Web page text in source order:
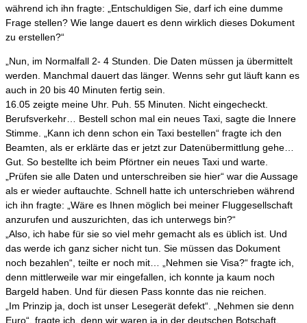
während ich ihn fragte: „Entschuldigen Sie, darf ich eine dumme
Frage stellen? Wie lange dauert es denn wirklich dieses Dokument
zu erstellen?“
„Nun, im Normalfall 2- 4 Stunden. Die Daten müssen ja übermittelt
werden. Manchmal dauert das länger. Wenns sehr gut läuft kann es
auch in 20 bis 40 Minuten fertig sein.
16.05 zeigte meine Uhr. Puh. 55 Minuten. Nicht eingecheckt.
Berufsverkehr… Bestell schon mal ein neues Taxi, sagte die Innere
Stimme. „Kann ich denn schon ein Taxi bestellen“ fragte ich den
Beamten, als er erklärte das er jetzt zur Datenübermittlung gehe…
Gut. So bestellte ich beim Pförtner ein neues Taxi und warte.
„Prüfen sie alle Daten und unterschreiben sie hier“ war die Aussage
als er wieder auftauchte. Schnell hatte ich unterschrieben während
ich ihn fragte: „Wäre es Ihnen möglich bei meiner Fluggesellschaft
anzurufen und auszurichten, das ich unterwegs bin?“
„Also, ich habe für sie so viel mehr gemacht als es üblich ist. Und
das werde ich ganz sicher nicht tun. Sie müssen das Dokument
noch bezahlen“, teilte er noch mit… „Nehmen sie Visa?“ fragte ich,
denn mittlerweile war mir eingefallen, ich konnte ja kaum noch
Bargeld haben. Und für diesen Pass konnte das nie reichen.
„Im Prinzip ja, doch ist unser Lesegerät defekt“. „Nehmen sie denn
Euro“, fragte ich, denn wir waren ja in der deutschen Botschaft.